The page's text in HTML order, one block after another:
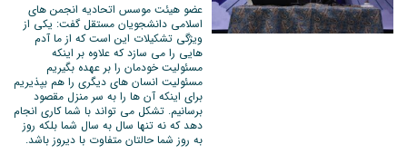
عضو هیئت موسس اتحادیه انجمن های
اسلامی دانشجویان مستقل گفت: یکی از
ویژگی تشکیلات این است که از ما آدم
هایی را می سازد که علاوه بر اینکه
مسئولیت خودمان را بر عهده بگیریم
مسئولیت انسان های دیگری را هم بپذیریم
برای اینکه آن ها را به سر منزل مقصود
برسانیم. تشکل می تواند با شما کاری انجام
دهد که نه تنها سال به سال شما بلکه روز
به روز شما حالتان متفاوت با دیروز باشد.